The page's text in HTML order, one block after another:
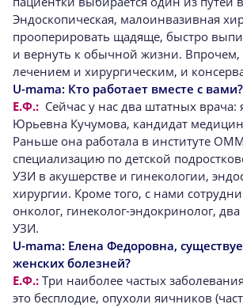
Эндоскопическая, малоинвазивная
прооперировать щадяще, быстро
и вернуть к обычной жизни.
лечением и хирургическим, и
U-mama: Кто работает вместе с вами?
Е.Ф.: Сейчас у нас два штатных врача:
Юрьевна Кучумова, кандидат
Раньше она работала в институте
специализацию по детской
УЗИ в акушерстве и гинекологии,
хирургии. Кроме того, с нами
онколог, гинеколог-эндокринолог, два
УЗИ.
U-mama: Елена Федоровна,
женских болезней?
Е.Ф.: Три наиболее частых
это бесплодие, опухоли яичников